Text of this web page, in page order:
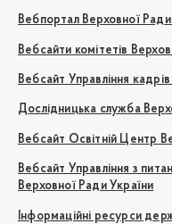
Вебпортал Верховної Ради
Вебсайти комітетів
Вебсайт Управління
Дослідницька служба
Вебсайт Освітній Центр
Вебсайт Управління з
Верховної Ради України
Інформаційні ресурси